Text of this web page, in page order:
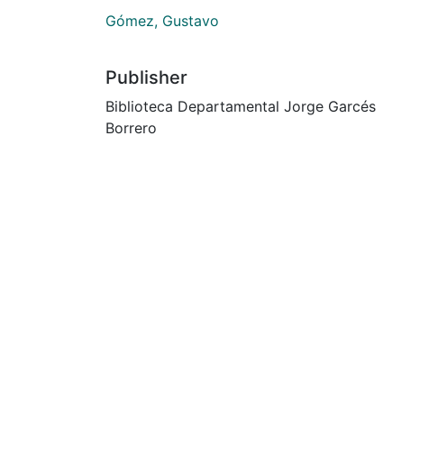
Gómez, Gustavo
Publisher
Biblioteca Departamental Jorge Garcés
Borrero